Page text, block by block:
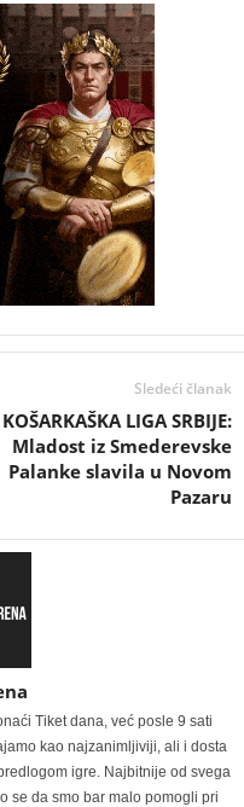
Sledeći članak
KOŠARKAŠKA LIGA SRBIJE:
Mladost iz Smederevske
Palanke slavila u Novom
Pazaru
Tiket dana, već posle 9 sati
kao najzanimljiviji, ali i dosta
igre. Najbitnije od svega
se da smo bar malo pomogli pri